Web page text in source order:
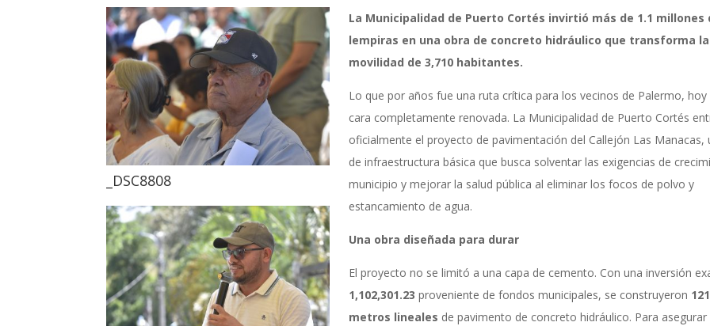
_DSC8808
La Municipalidad de Puerto Cortés invirtió más de 1.1 millones
lempiras en una obra de concreto hidráulico que transforma la
movilidad de 3,710 habitantes.
Lo que por años fue una ruta crítica para los vecinos de Palermo, hoy
cara completamente renovada. La Municipalidad de Puerto Cortés
oficialmente el proyecto de pavimentación del Callejón Las Manacas,
de infraestructura básica que busca solventar las exigencias de
municipio y mejorar la salud pública al eliminar los focos de polvo y
estancamiento de agua.
Una obra diseñada para durar
El proyecto no se limitó a una capa de cemento. Con una inversión
1,102,301.23 proveniente de fondos municipales, se construyeron
metros lineales de pavimento de concreto hidráulico. Para asegurar